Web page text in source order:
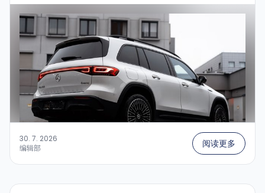
30. 7. 2026
编辑部
阅读更多